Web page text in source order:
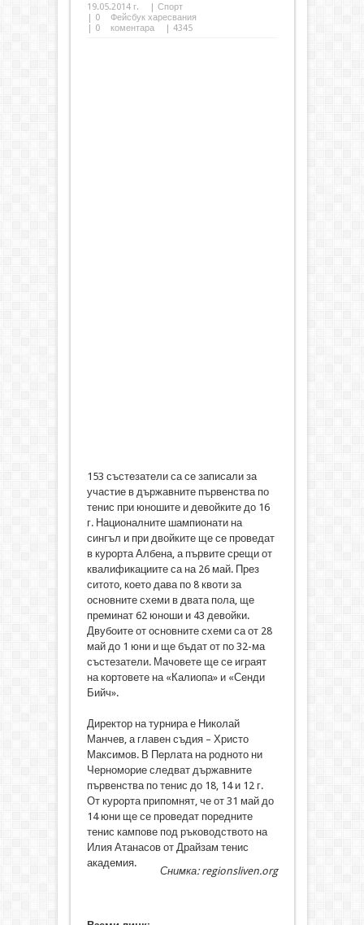
19.05.2014 г. | Спорт
| 0
Фейсбук харесвания
| 0 коментара | 4345
153 състезатели са се записали за
участие в държавните първенства по
тенис при юношите и девойките до 16
г. Националните шампионати на
сингъл и при двойките ще се проведат
в курорта Албена, а първите срещи от
квалификациите са на 26 май. През
ситото, което дава по 8 квоти за
основните схеми в двата пола, ще
преминат 62 юноши и 43 девойки.
Двубоите от основните схеми са от 28
май до 1 юни и ще бъдат от по 32-ма
състезатели. Мачовете ще се играят
на кортовете на «Калиопа» и «Сенди
Бийч».
Директор на турнира е Николай
Манчев, а главен съдия – Христо
Максимов. В Перлата на родното ни
Черноморие следват държавните
първенства по тенис до 18, 14 и 12 г.
От курорта припомнят, че от 31 май до
14 юни ще се проведат поредните
тенис кампове под ръководството на
Илия Атанасов от Драйзам тенис
академия.
Снимка: regionsliven.org